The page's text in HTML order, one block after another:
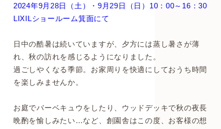
2024年9月28日（土）・9月29日（日）10：00～16：30
LIXILショールーム箕面にて
日中の酷暑は続いていますが、夕方には蒸し暑さが薄
れ、秋の訪れを感じるようになりました。
過ごしやくなる季節。お家周りを快適にしておうち時間
を楽しみませんか。
お庭でバーベキュウをしたり、ウッドデッキで秋の夜長
晩酌を愉しみたい…など、創園舎はこの度、お客様の想